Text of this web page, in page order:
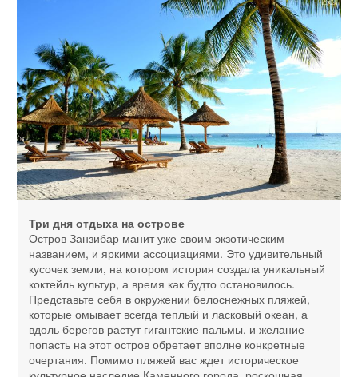
Три дня отдыха на острове
Остров Занзибар манит уже своим экзотическим
названием, и яркими ассоциациями. Это удивительный
кусочек земли, на котором история создала уникальный
коктейль культур, а время как будто остановилось.
Представьте себя в окружении белоснежных пляжей,
которые омывает всегда теплый и ласковый океан, а
вдоль берегов растут гигантские пальмы, и желание
попасть на этот остров обретает вполне конкретные
очертания. Помимо пляжей вас ждет историческое